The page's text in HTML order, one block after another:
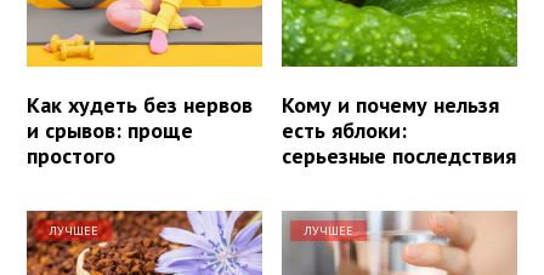
Как худеть без нервов
и срывов: проще
простого
Кому и почему нельзя
есть яблоки:
серьезные последствия
ЛУЧШЕЕ ЛУЧШЕЕ